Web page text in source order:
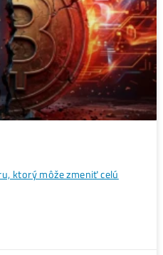
na krypto trh: Tieto dáta
$